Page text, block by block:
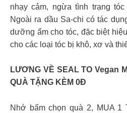
nhạy cảm, ngừa tình trạng
Ngoài ra dầu Sa-chi có tác
dưỡng ẩm cho tóc, đặc biệt
cho các loại tóc bị khô, xơ và
LƯƠNG VỀ SEAL TO Vegan
QUÀ TẶNG KÈM 0Đ
Nhớ bấm chọn quà 2, MUA 1